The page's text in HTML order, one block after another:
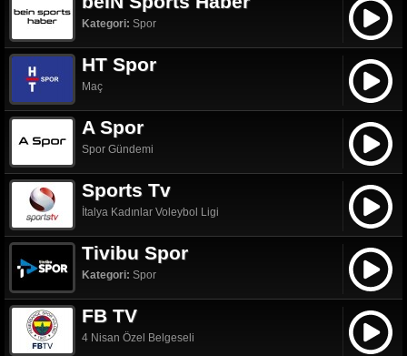
Kategori: Spor
HT Spor
Maç
A Spor
Spor Gündemi
Sports Tv
İtalya Kadınlar Voleybol Ligi
Tivibu Spor
Kategori: Spor
FB TV
4 Nisan Özel Belgeseli